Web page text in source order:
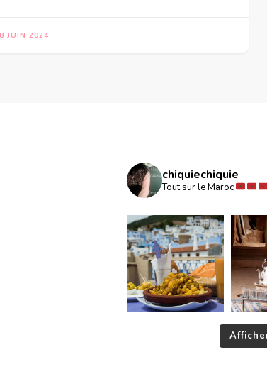
JUIN 2024
chiquiechiquie
Tout sur le Maroc